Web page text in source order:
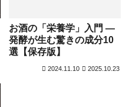
お酒の「栄養学」入門 —
発酵が生む驚きの成分10
選【保存版】
2024.11.10 2025.10.23